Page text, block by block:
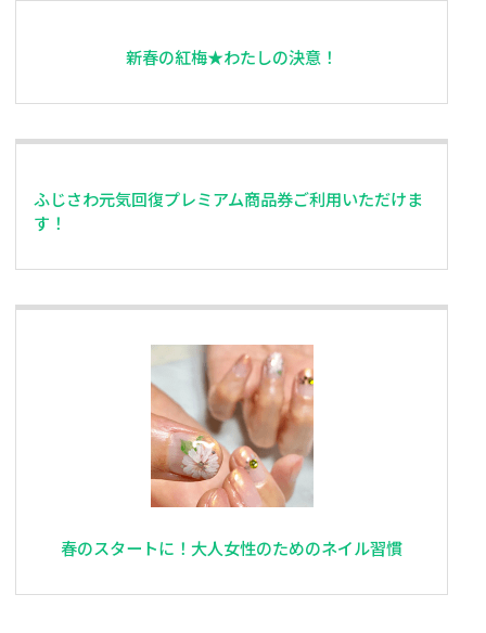
新春の紅梅★わたしの決意！
ふじさわ元気回復プレミアム商品券ご利用いただけま
す！
春のスタートに！大人女性のためのネイル習慣